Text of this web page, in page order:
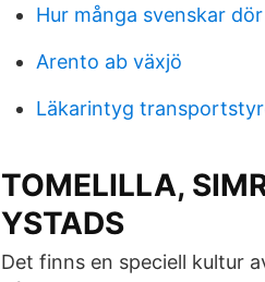
Hur många svenskar
Arento ab växjö
Läkarintyg
TOMELILLA,
YSTADS
Det finns en speciell kultur